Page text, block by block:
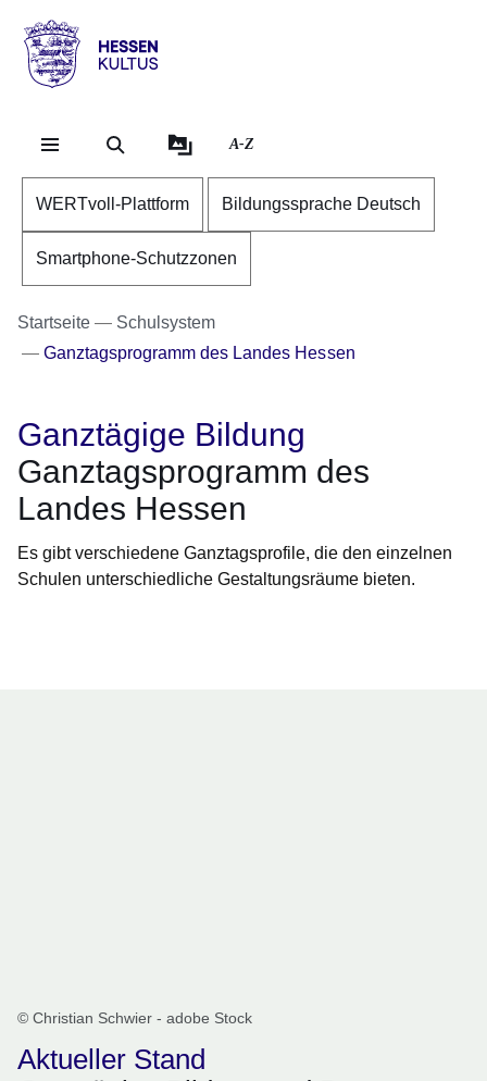
Hessen
Kultus
A-Z
WERTvoll-Plattform Bildungssprache Deutsch
Smartphone-Schutzzonen
Startseite
Schulsystem
Ganztagsprogramm des Landes Hessen
Ganztägige Bildung
Ganztagsprogramm des
Landes Hessen
Es gibt verschiedene Ganztagsprofile, die den einzelnen
Schulen unterschiedliche Gestaltungsräume bieten.
© Christian Schwier - adobe Stock
Aktueller Stand